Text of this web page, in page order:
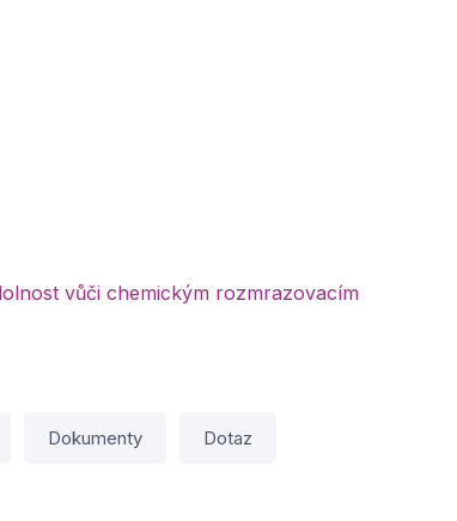
vůči chemickým rozmrazovacím
Dokumenty Dotaz